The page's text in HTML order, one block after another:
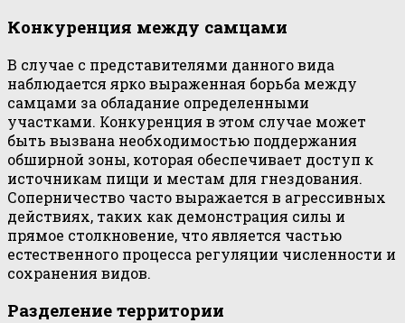
Конкуренция между самцами
В случае с представителями данного вида
наблюдается ярко выраженная борьба между
самцами за обладание определенными
участками. Конкуренция в этом случае может
быть вызвана необходимостью поддержания
обширной зоны, которая обеспечивает доступ к
источникам пищи и местам для гнездования.
Соперничество часто выражается в агрессивных
действиях, таких как демонстрация силы и
прямое столкновение, что является частью
естественного процесса регуляции численности и
сохранения видов.
Разделение территории